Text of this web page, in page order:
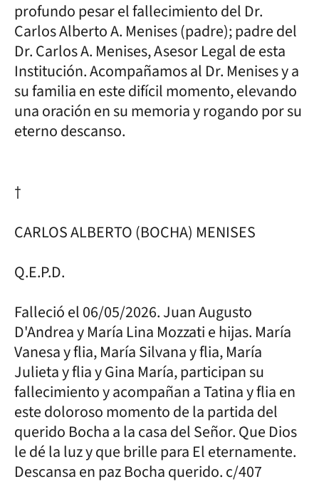
profundo pesar el fallecimiento del Dr.
Carlos Alberto A. Menises (padre); padre del
Dr. Carlos A. Menises, Asesor Legal de esta
Institución. Acompañamos al Dr. Menises y a
su familia en este difícil momento, elevando
una oración en su memoria y rogando por su
eterno descanso.
†
CARLOS ALBERTO (BOCHA) MENISES
Q.E.P.D.
Falleció el 06/05/2026. Juan Augusto
D'Andrea y María Lina Mozzati e hijas. María
Vanesa y flia, María Silvana y flia, María
Julieta y flia y Gina María, participan su
fallecimiento y acompañan a Tatina y flia en
este doloroso momento de la partida del
querido Bocha a la casa del Señor. Que Dios
le dé la luz y que brille para El eternamente.
Descansa en paz Bocha querido. c/407